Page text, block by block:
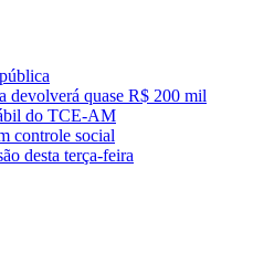
devolverá quase R$ 200 mil
do TCE-AM
controle social
desta terça-feira